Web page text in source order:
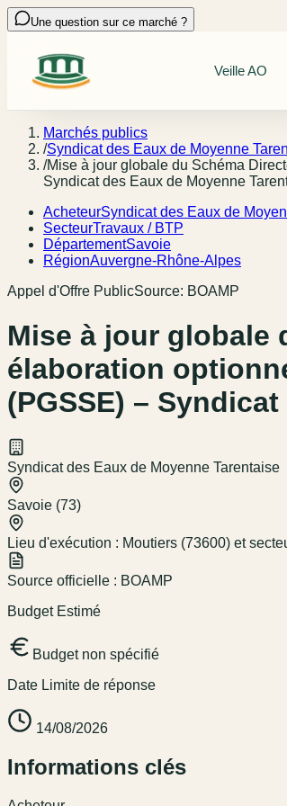
Une question sur ce marché ?
Veille AO
Marchés publics
/Syndicat des Eaux de Moyenne
/Mise à jour globale du Schéma
Syndicat des Eaux de Moyenne
AcheteurSyndicat des Eaux de
SecteurTravaux / BTP
DépartementSavoie
RégionAuvergne-Rhône-Alpes
Appel d'Offre PublicSource: BOAMP
Mise à jour globale
élaboration
(PGSSE) –
Syndicat des Eaux de Moyenne Tarentaise
Savoie (73)
Lieu d'exécution : Moutiers (73600) et
Source officielle : BOAMP
Budget Estimé
Budget non spécifié
Date Limite de réponse
14/08/2026
Informations clés